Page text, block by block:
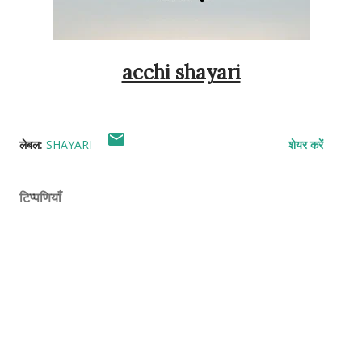
acchi shayari
लेबल: SHAYARI शेयर करें
टिप्पणियाँ